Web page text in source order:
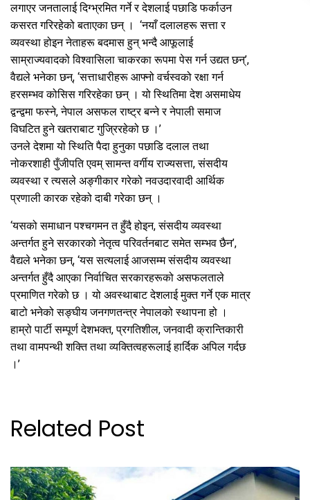
लगाएर जनतालाई दिग्भ्रमित गर्ने र देशलाई पछाडि फर्काउन
कसरत गरिरहेको बताएका छन् । ‘नयाँ दलालहरू सत्ता र
व्यवस्था होइन नेताहरू बदमास हुन् भन्दै आफूलाई
साम्राज्यवादको विश्वासिला चाकरका रूपमा पेस गर्न उद्यत छन्’,
वैद्यले भनेका छन्, ‘सत्ताधारीहरू आफ्नो वर्चस्वको रक्षा गर्न
हरसम्भव कोसिस गरिरहेका छन् । यो स्थितिमा देश असमाधेय
द्वन्द्वमा फस्ने, नेपाल असफल राष्ट्र बन्ने र नेपाली समाज
विघटित हुने खतराबाट गुज्रिरहेको छ ।’
उनले देशमा यो स्थिति पैदा हुनुका पछाडि दलाल तथा
नोकरशाही पुँजीपति एवम् सामन्त वर्गीय राज्यसत्ता, संसदीय
व्यवस्था र त्यसले अङ्गीकार गरेको नवउदारवादी आर्थिक
प्रणाली कारक रहेको दाबी गरेका छन् ।
‘यसको समाधान पश्चगमन त हुँदै होइन, संसदीय व्यवस्था
अन्तर्गत हुने सरकारको नेतृत्व परिवर्तनबाट समेत सम्भव छैन’,
वैद्यले भनेका छन्, ‘यस सत्यलाई आजसम्म संसदीय व्यवस्था
अन्तर्गत हुँदै आएका निर्वाचित सरकारहरूको असफलताले
प्रमाणित गरेको छ । यो अवस्थाबाट देशलाई मुक्त गर्ने एक मात्र
बाटो भनेको सङ्घीय जनगणतन्त्र नेपालको स्थापना हो ।
हाम्रो पार्टी सम्पूर्ण देशभक्त, प्रगतिशील, जनवादी क्रान्तिकारी
तथा वामपन्थी शक्ति तथा व्यक्तित्वहरूलाई हार्दिक अपिल गर्दछ
।’
Related Post